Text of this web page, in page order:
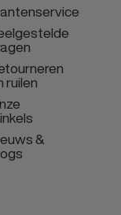
ruilen
&